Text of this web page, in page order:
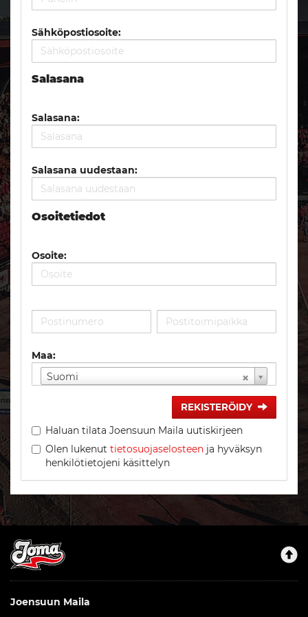
Sähköpostiosoite:
Salasana
Salasana:
Salasana uudestaan:
Osoitetiedot
Osoite:
Maa:
Suomi
REKISTERÖIDY
Haluan tilata Joensuun Maila uutiskirjeen
Olen lukenut tietosuojaselosteen ja hyväksyn
henkilötietojeni käsittelyn
Joensuun Maila